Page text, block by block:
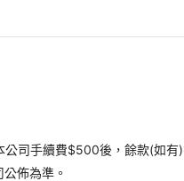
司手續費$500後，餘款(如有)
佈為準。